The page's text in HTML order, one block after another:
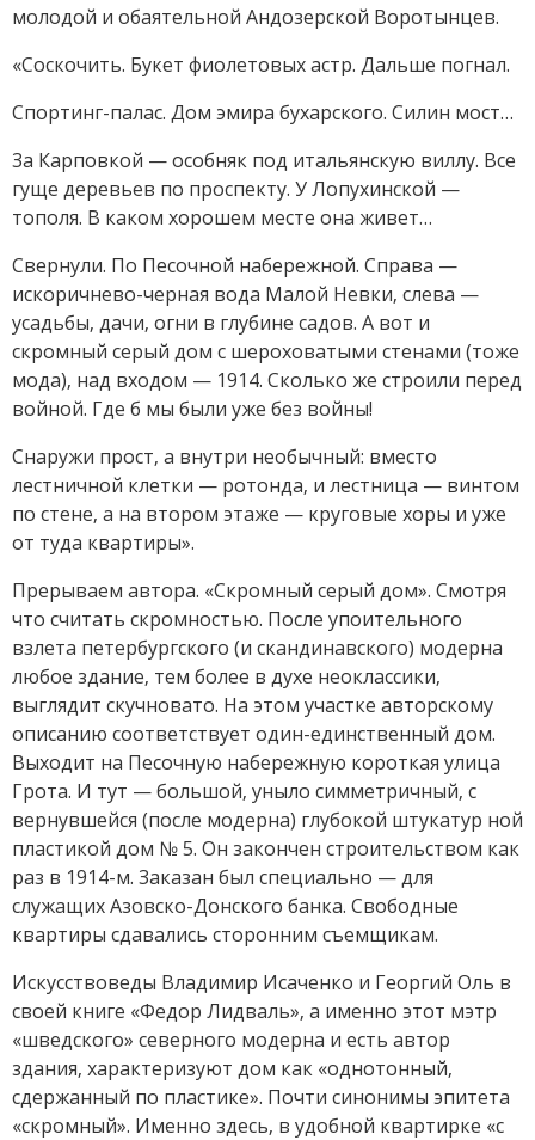
молодой и обаятельной Андозерской Воротынцев.
«Соскочить. Букет фиолетовых астр. Дальше погнал.
Спортинг-палас. Дом эмира бухарского. Силин мост…
За Карповкой — особняк под итальянскую виллу. Все
гуще деревьев по проспекту. У Лопухинской —
тополя. В каком хорошем месте она живет…
Свернули. По Песочной набережной. Справа —
искоричнево-черная вода Малой Невки, слева —
усадьбы, дачи, огни в глубине садов. А вот и
скромный серый дом с шероховатыми стенами (тоже
мода), над входом — 1914. Сколько же строили перед
войной. Где б мы были уже без войны!
Снаружи прост, а внутри необычный: вместо
лестничной клетки — ротонда, и лестница — винтом
по стене, а на втором этаже — круговые хоры и уже
от туда квартиры».
Прерываем автора. «Скромный серый дом». Смотря
что считать скромностью. После упоительного
взлета петербургского (и скандинавского) модерна
любое здание, тем более в духе неоклассики,
выглядит скучновато. На этом участке авторскому
описанию соответствует один-единственный дом.
Выходит на Песочную набережную короткая улица
Грота. И тут — большой, уныло симметричный, с
вернувшейся (после модерна) глубокой штукатур ной
пластикой дом № 5. Он закончен строительством как
раз в 1914-м. Заказан был специально — для
служащих Азовско-Донского банка. Свободные
квартиры сдавались сторонним съемщикам.
Искусствоведы Владимир Исаченко и Георгий Оль в
своей книге «Федор Лидваль», а именно этот мэтр
«шведского» северного модерна и есть автор
здания, характеризуют дом как «однотонный,
сдержанный по пластике». Почти синонимы эпитета
«скромный». Именно здесь, в удобной квартирке «с